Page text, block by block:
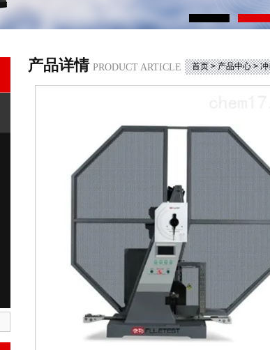
产品详情 PRODUCT ARTICLE 首页>产品中心>